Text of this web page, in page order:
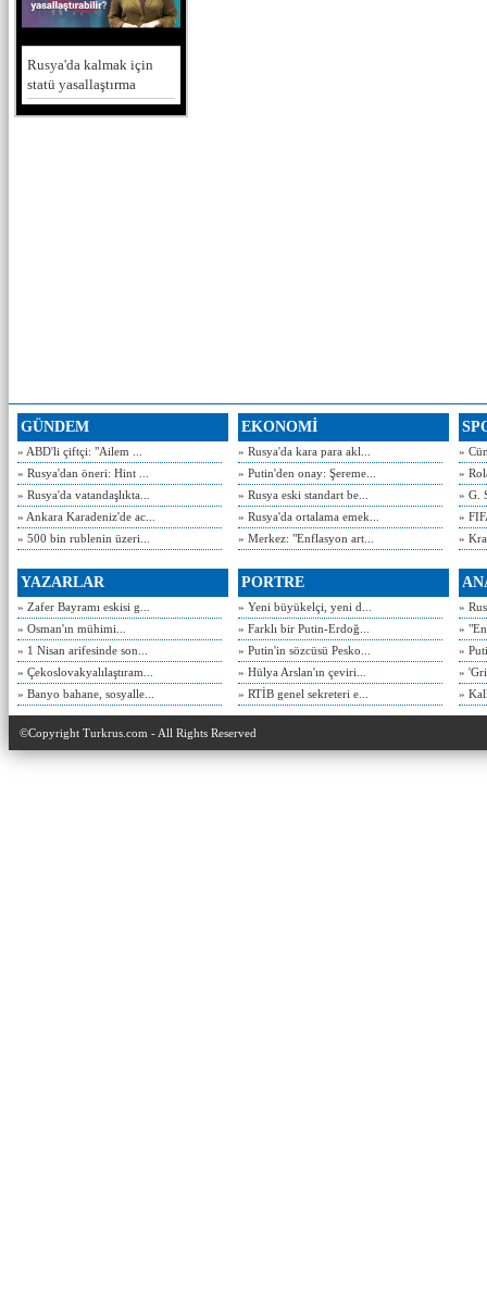
Rusya'da kalmak için
statü yasallaştırma
GÜNDEM
» ABD'li çiftçi: "Ailem ...
» Rusya'dan öneri: Hint ...
» Rusya'da vatandaşlıkta...
» Ankara Karadeniz'de ac...
» 500 bin rublenin üzeri...
EKONOMİ
» Rusya'da kara para akl...
» Putin'den onay: Şereme...
» Rusya eski standart be...
» Rusya'da ortalama emek...
» Merkez: "Enflasyon art...
»
»
» G.
»
»
YAZARLAR
» Zafer Bayramı eskisi g...
» Osman'ın mühimi...
» 1 Nisan arifesinde son...
» Çekoslovakyalılaştıram...
» Banyo bahane, sosyalle...
PORTRE
» Yeni büyükelçi, yeni d...
» Farklı bir Putin-Erdoğ...
» Putin'in sözcüsü Pesko...
» Hülya Arslan'ın çeviri...
» RTİB genel sekreteri e...
»
»
»
»
»
©Copyright Turkrus.com - All Rights Reserved